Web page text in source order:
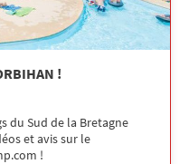
!
du Sud de la Bretagne
et avis sur le
!